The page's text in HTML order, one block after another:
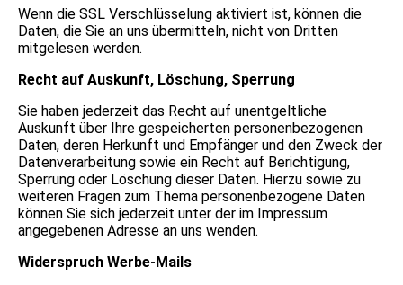
Wenn die SSL Verschlüsselung aktiviert ist, können die
Daten, die Sie an uns übermitteln, nicht von Dritten
mitgelesen werden.
Recht auf Auskunft, Löschung, Sperrung
Sie haben jederzeit das Recht auf unentgeltliche
Auskunft über Ihre gespeicherten personenbezogenen
Daten, deren Herkunft und Empfänger und den Zweck der
Datenverarbeitung sowie ein Recht auf Berichtigung,
Sperrung oder Löschung dieser Daten. Hierzu sowie zu
weiteren Fragen zum Thema personenbezogene Daten
können Sie sich jederzeit unter der im Impressum
angegebenen Adresse an uns wenden.
Widerspruch Werbe-Mails